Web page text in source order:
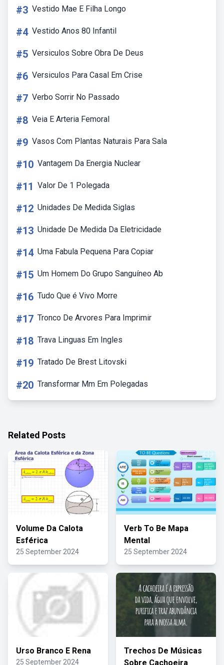
#3 Vestido Mae E Filha Longo
#4 Vestido Anos 80 Infantil
#5 Versiculos Sobre Obra De Deus
#6 Versiculos Para Casal Em Crise
#7 Verbo Sorrir No Passado
#8 Veia E Arteria Femoral
#9 Vasos Com Plantas Naturais Para Sala
#10 Vantagem Da Energia Nuclear
#11 Valor De 1 Polegada
#12 Unidades De Medida Siglas
#13 Unidade De Medida Da Eletricidade
#14 Uma Fabula Pequena Para Copiar
#15 Um Homem Do Grupo Sanguíneo Ab
#16 Tudo Que é Vivo Morre
#17 Tronco De Arvores Para Imprimir
#18 Trava Linguas Em Ingles
#19 Tratado De Brest Litovski
#20 Transformar Mm Em Polegadas
Related Posts
Volume Da Calota
Esférica
25 September 2024
Verb To Be Mapa
Mental
25 September 2024
Urso Branco E Rena
25 September 2024
Trechos De Músicas
Sobre Cachoeira